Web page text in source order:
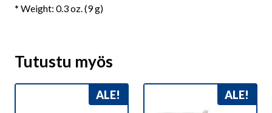
* Weight: 0.3 oz. (9 g)
Tutustu myös
ALE! ALE!